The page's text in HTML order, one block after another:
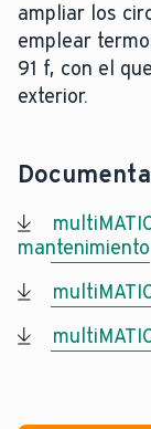
ampliar los
emplear
91 f, con el
exterior.
mantenimiento